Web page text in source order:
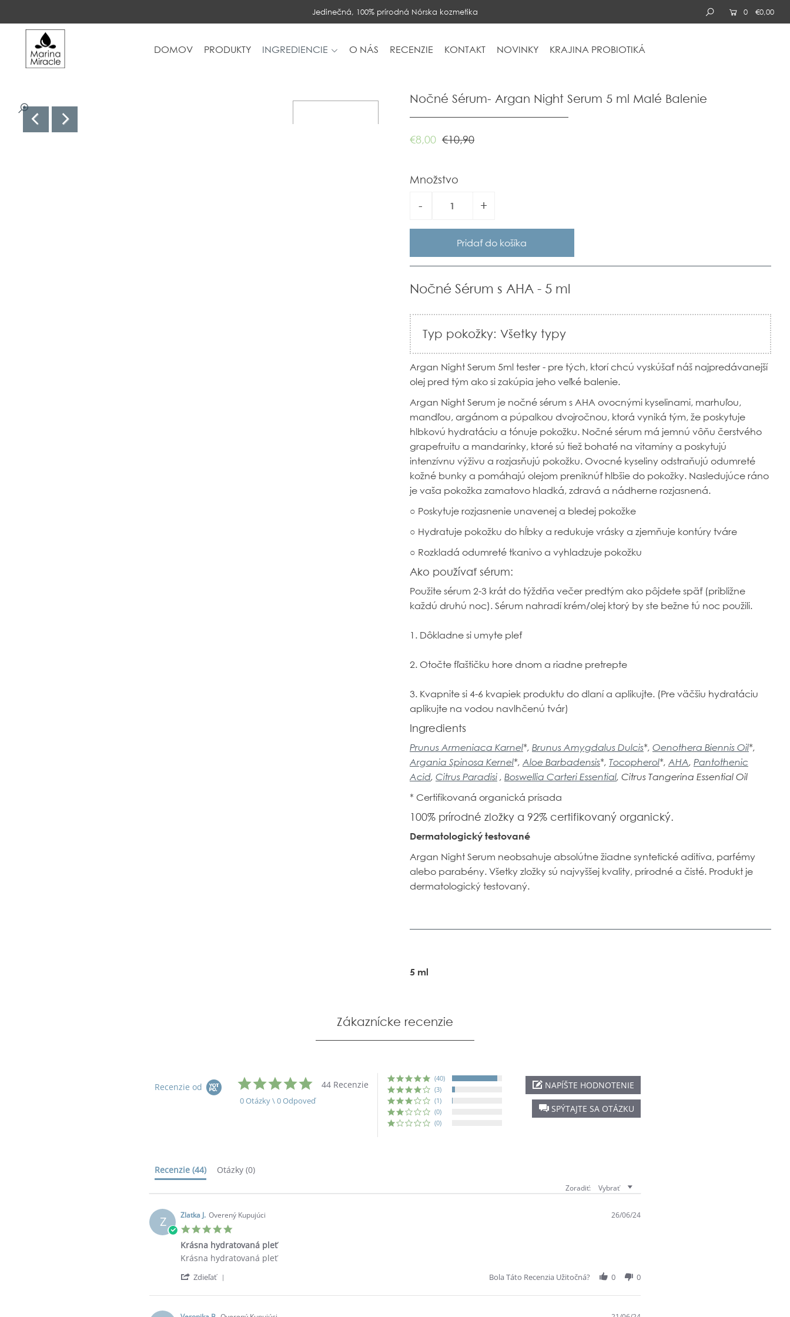
Jedinečná, 100% prírodná Nórska kozmetika 0 €0,00
DOMOV PRODUKTY INGREDIENCIE O NÁS RECENZIE KONTAKT NOVINKY KRAJINA PROBIOTIKÁ
Nočné Sérum- Argan Night Serum 5 ml Malé Balenie
€8,00 €10,90
Množstvo
- +
Nočné Sérum s AHA - 5 ml
Typ pokožky: Všetky typy
Argan Night Serum 5ml tester - pre tých, ktorí chcú vyskúšať náš najpredávanejší
olej pred tým ako si zakúpia jeho veľké balenie.
Argan Night Serum jenočné sérum s AHA ovocnými kyselinami, marhuľou,
mandľou, argánom a púpalkou dvojročnou, ktorá vyniká tým, že poskytuje
hlbkovú hydratáciu a tónuje pokožku. Nočné sérum má jemnú vôňu čerstvého
grapefruitu a mandarínky, ktoré sú tiež bohaté na vitamíny a poskytujú
intenzívnu výživu a rozjasňujú pokožku. Ovocné kyseliny odstraňujú odumreté
kožné bunky a pomáhajú olejom preniknúť hlbšie do pokožky. Nasledujúce ráno
je vaša pokožka zamatovo hladká, zdravá a nádherne rozjasnená.
○ Poskytuje rozjasnenie unaveneja bledej pokožke
○ Hydratuje pokožku do hĺbky a redukuje vrásky a zjemňuje kontúry tváre
○ Rozkladá odumreté tkanivo a vyhladzuje pokožku
Ako používať sérum:
Použite sérum 2-3 krát do týždňa večer predtým ako pôjdete späť (približne
každú druhú noc). Sérum nahradí krém/olej ktorý by ste bežne tú noc použili.
1. Dôkladne si umyte pleť
2. Otočte fľaštičku hore dnom a riadne pretrepte
3. Kvapnite si 4-6 kvapiek produktu do dlaní a aplikujte. (Pre väčšiu hydratáciu
aplikujte na vodou navlhčenú tvár)
Ingredients
Prunus Armeniaca Karnel*, Brunus Amygdalus Dulcis*, Oenothera Biennis Oil*,
Argania Spinosa Kernel*, Aloe Barbadensis*, Tocopherol*, AHA, Pantothenic
Acid, Citrus Paradisi, Boswellia Carteri Essential, Citrus Tangerina Essential Oil
* Certifikovaná organická prísada
100% prírodné zložky a 92% certifikovaný organický.
Dermatologický testované
Argan Night Serum neobsahuje absolútne žiadne syntetické aditíva, parfémy
alebo parabény. Všetky zložky sú najvyššej kvality, prírodné a čisté. Produkt je
dermatologický testovaný.
5 ml
Zákaznícke recenzie
Recenzie od
4.9
star
rating
44 Recenzie
0 Otázky \ 0 Odpoveď
(40)
(3)
(1)
(0)
(0)
SPÝTAJTE SA OTÁZKU
NAPÍŠTE HODNOTENIE
Recenzie (44) Otázky (0)
Zoradiť: Vybrať
Z Zlatka J. Overený Kupujúci
5.0
rating
26/06/24
Krásna hydratovaná pleť
Review
Zlatka
on
review
Krásna
pleť
Krásna hydratovaná pleť
Zdieľať
Review
Bola Táto Recenzia Užitočná? 0 0
DOMOV
INGREDIENCIE
O NÁS